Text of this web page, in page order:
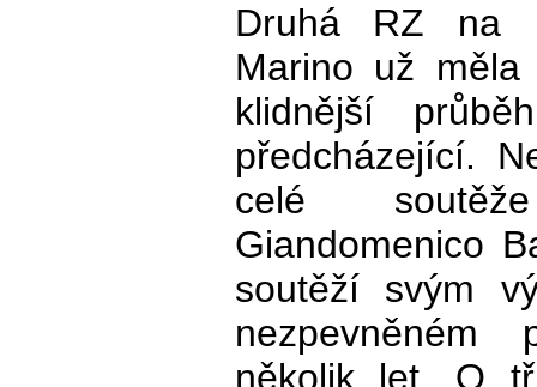
Druhá RZ na
Marino už
klidnější
předcházející.
celé
Giandomenico
soutěží svým
nezpevněném
několik let. O